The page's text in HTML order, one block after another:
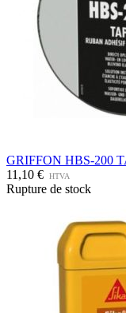
GRIFFON HBS-200
11,10 €
HTVA
Rupture de stock